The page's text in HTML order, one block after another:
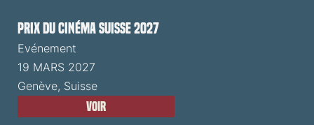
Prix du Cinéma Suisse 2027
Evénement
19 MARS 2027
Genève, Suisse
Voir